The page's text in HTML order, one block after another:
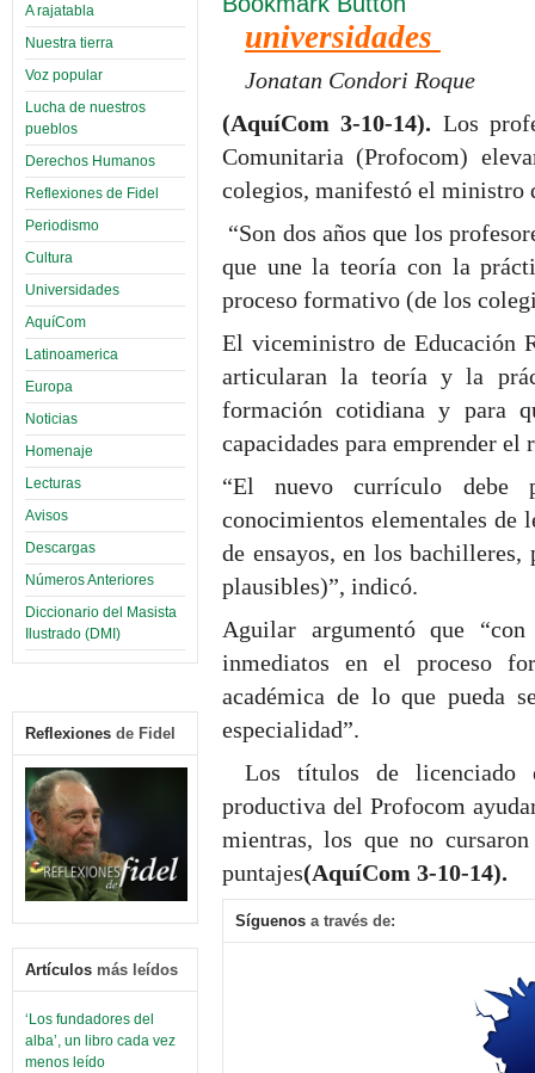
A rajatabla
Nuestra tierra
Voz popular
Lucha de nuestros
pueblos
Derechos Humanos
Reflexiones de Fidel
Periodismo
Cultura
Universidades
AquíCom
Latinoamerica
Europa
Noticias
Homenaje
Lecturas
Avisos
Descargas
Números Anteriores
Diccionario del Masista
Ilustrado (DMI)
Reflexiones de Fidel
Artículos más leídos
‘Los fundadores del
alba’, un libro cada vez
menos leído
universidades
Jonatan Condori Roque
(AquíCom 3-10-14). Los
Comunitaria (Profocom)
colegios, manifestó el ministro
“Son dos años que los
que une la teoría con la
proceso formativo (de los
El viceministro de Educación
articularan la teoría y la
formación cotidiana y para
capacidades para emprender
“El nuevo currículo debe
conocimientos elementales de
de ensayos, en los
plausibles)”, indicó.
Aguilar argumentó que
inmediatos en el proceso
académica de lo que pueda
especialidad”.
Los títulos de licenciado
productiva del Profocom
mientras, los que no
puntajes(AquíCom 3-10-14).
Síguenos a través de: